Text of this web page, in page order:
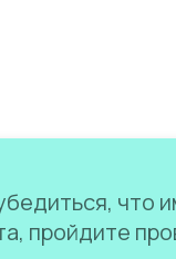
что
пройдите